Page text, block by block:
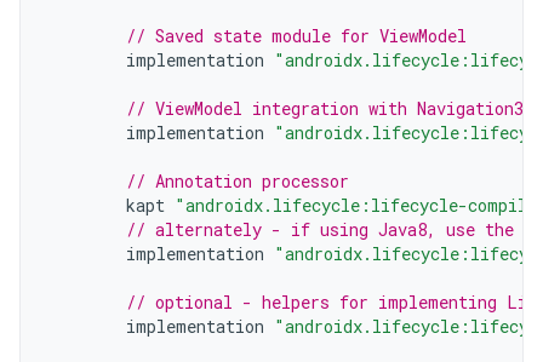
// Saved state module for ViewModel
implementation
// ViewModel integration with Navigation3
implementation
// Annotation processor
kapt "androidx.lifecycle:lifecycle-
// alternately - if using Java8, use the
implementation
// optional - helpers for implementing
implementation